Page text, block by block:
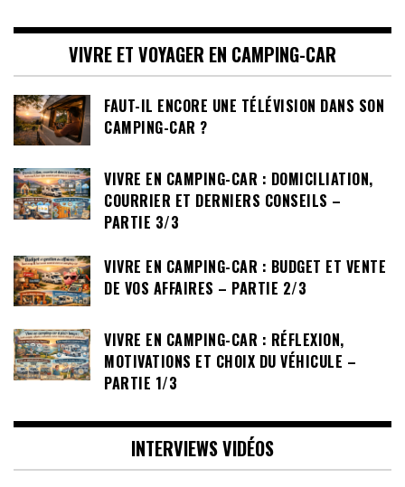
VIVRE ET VOYAGER EN CAMPING-CAR
FAUT-IL ENCORE UNE TÉLÉVISION DANS SON
CAMPING-CAR ?
VIVRE EN CAMPING-CAR : DOMICILIATION,
COURRIER ET DERNIERS CONSEILS –
PARTIE 3/3
VIVRE EN CAMPING-CAR : BUDGET ET VENTE
DE VOS AFFAIRES – PARTIE 2/3
VIVRE EN CAMPING-CAR : RÉFLEXION,
MOTIVATIONS ET CHOIX DU VÉHICULE –
PARTIE 1/3
INTERVIEWS VIDÉOS